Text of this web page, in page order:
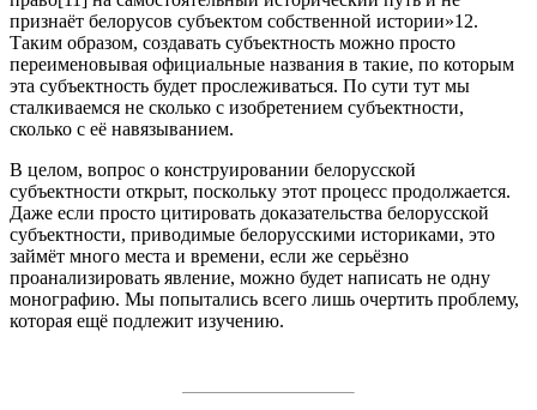
признаёт белорусов субъектом собственной истории»12.
Таким образом, создавать субъектность можно просто
переименовывая официальные названия в такие, по которым
эта субъектность будет прослеживаться. По сути тут мы
сталкиваемся не сколько с изобретением субъектности,
сколько с её навязыванием.
В целом, вопрос о конструировании белорусской
субъектности открыт, поскольку этот процесс продолжается.
Даже если просто цитировать доказательства белорусской
субъектности, приводимые белорусскими историками, это
займёт много места и времени, если же серьёзно
проанализировать явление, можно будет написать не одну
монографию. Мы попытались всего лишь очертить проблему,
которая ещё подлежит изучению.